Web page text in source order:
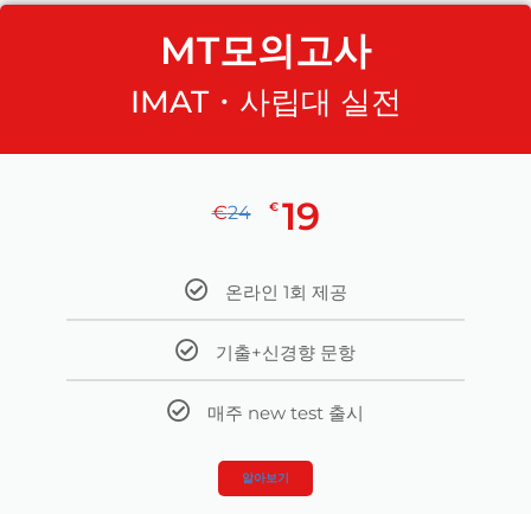
MT모의고사
IMAT・사립대 실전
€24 € 19
온라인 1회 제공
기출+신경향 문항
매주 new test 출시
알아보기